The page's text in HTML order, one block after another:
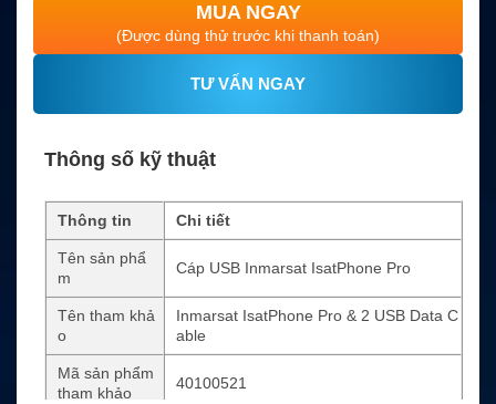
MUA NGAY
(Được dùng thử trước khi thanh toán)
TƯ VẤN NGAY
Thông số kỹ thuật
Thông tin Chi tiết
Tên sản phẩ
m
Cáp USB Inmarsat IsatPhone Pro
Tên tham khả
o
Inmarsat IsatPhone Pro & 2 USB Data C
able
Mã sản phẩm
tham khảo
40100521